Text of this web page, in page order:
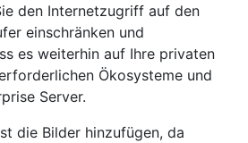
den Internetzugriff auf den
einschränken und
es weiterhin auf Ihre privaten
Ökosysteme und
Server.
die Bilder hinzufügen, da